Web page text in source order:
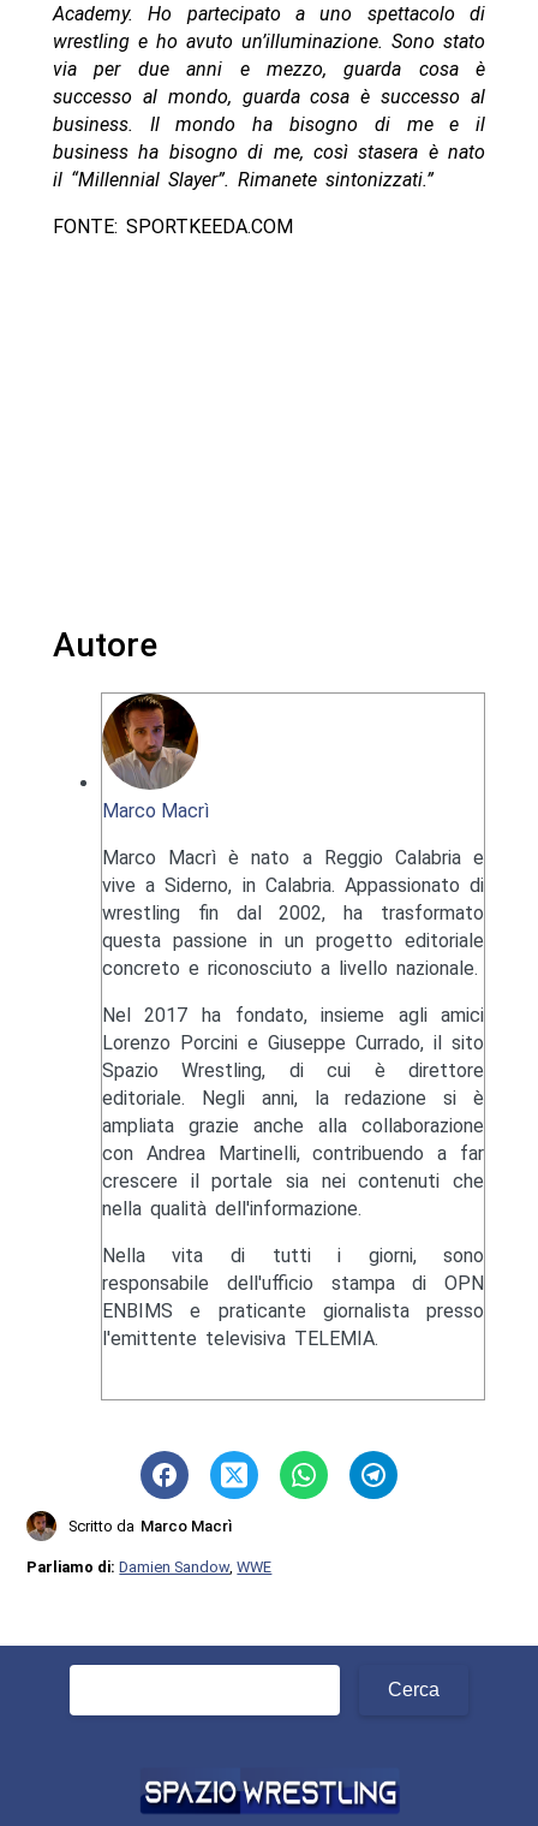
Academy. Ho partecipato a uno spettacolo di
wrestling e ho avuto un’illuminazione. Sono stato
via per due anni e mezzo, guarda cosa è
successo al mondo, guarda cosa è successo al
business. Il mondo ha bisogno di me e il
business ha bisogno di me, così stasera è nato
il “Millennial Slayer”. Rimanete sintonizzati.”
FONTE: SPORTKEEDA.COM
Autore
Marco Macrì
Marco Macrì è nato a Reggio Calabria e
vive a Siderno, in Calabria. Appassionato di
wrestling fin dal 2002, ha trasformato
questa passione in un progetto editoriale
concreto e riconosciuto a livello nazionale.
Nel 2017 ha fondato, insieme agli amici
Lorenzo Porcini e Giuseppe Currado, il sito
Spazio Wrestling, di cui è direttore
editoriale. Negli anni, la redazione si è
ampliata grazie anche alla collaborazione
con Andrea Martinelli, contribuendo a far
crescere il portale sia nei contenuti che
nella qualità dell'informazione.
Nella vita di tutti i giorni, sono
responsabile dell'ufficio stampa di OPN
ENBIMS e praticante giornalista presso
l'emittente televisiva TELEMIA.
Scritto da Marco Macrì
Parliamo di:Damien Sandow,WWE